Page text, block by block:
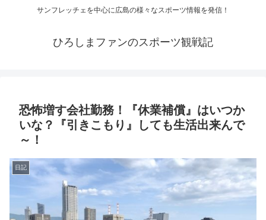
サンフレッチェを中心に広島の様々なスポーツ情報を発信！
ひろしまファンのスポーツ観戦記
恐怖増す会社勤務！『休業補償』はいつか
いな？『引きこもり』しても生活出来んで
～！
日記